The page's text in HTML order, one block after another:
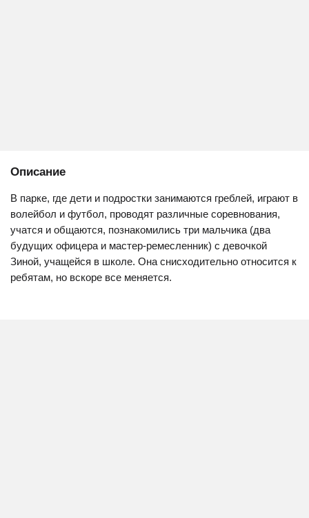
Описание
В парке, где дети и подростки занимаются греблей, играют в
волейбол и футбол, проводят различные соревнования,
учатся и общаются, познакомились три мальчика (два
будущих офицера и мастер-ремесленник) с девочкой
Зиной, учащейся в школе. Она снисходительно относится к
ребятам, но вскоре все меняется.